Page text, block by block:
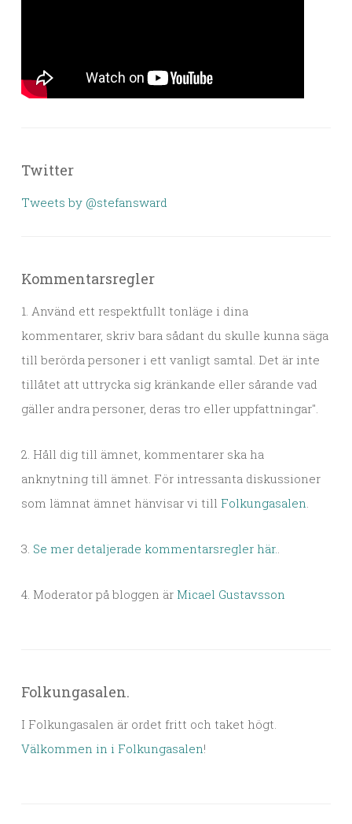
Twitter
Tweets by @stefansward
Kommentarsregler
1. Använd ett respektfullt tonläge i dina
kommentarer, skriv bara sådant du skulle kunna säga
till berörda personer i ett vanligt samtal. Det är inte
tillåtet att uttrycka sig kränkande eller sårande vad
gäller andra personer, deras tro eller uppfattningar".
2. Håll dig till ämnet, kommentarer ska ha
anknytning till ämnet. För intressanta diskussioner
som lämnat ämnet hänvisar vi till Folkungasalen.
3. Se mer detaljerade kommentarsregler här..
4. Moderator på bloggen är Micael Gustavsson
Folkungasalen.
I Folkungasalen är ordet fritt och taket högt.
Välkommen in i Folkungasalen!